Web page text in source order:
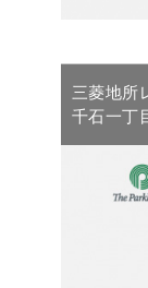
三菱地所
千石一丁